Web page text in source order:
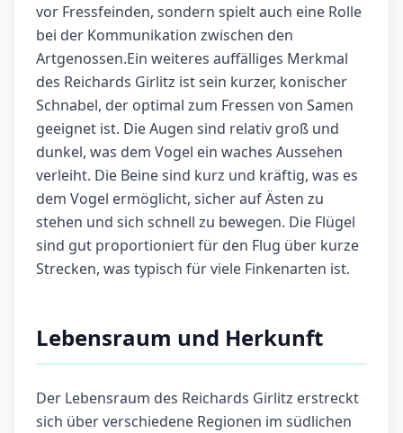
vor Fressfeinden, sondern spielt auch eine Rolle
bei der Kommunikation zwischen den
Artgenossen.Ein weiteres auffälliges Merkmal
des Reichards Girlitz ist sein kurzer, konischer
Schnabel, der optimal zum Fressen von Samen
geeignet ist. Die Augen sind relativ groß und
dunkel, was dem Vogel ein waches Aussehen
verleiht. Die Beine sind kurz und kräftig, was es
dem Vogel ermöglicht, sicher auf Ästen zu
stehen und sich schnell zu bewegen. Die Flügel
sind gut proportioniert für den Flug über kurze
Strecken, was typisch für viele Finkenarten ist.
Lebensraum und Herkunft
Der Lebensraum des Reichards Girlitz erstreckt
sich über verschiedene Regionen im südlichen